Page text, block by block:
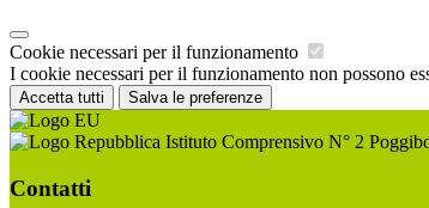
Cookie necessari per il funzionamento
I cookie necessari per il funzionamento non possono
Accetta tutti Salva le preferenze
Istituto Comprensivo N° 2
Contatti